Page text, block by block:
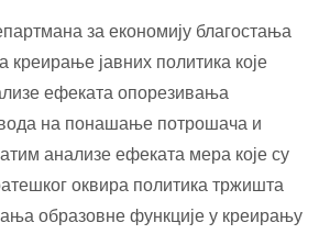
за економију благостања
креирање јавних политика које
ефеката опорезивања
на понашање потрошача и
анализе ефеката мера које су
оквира политика тржишта
образовне функције у креирању